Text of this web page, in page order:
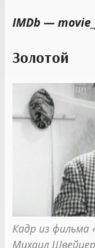
IMDb —
Золотой
Кадр из фильма
Михаил